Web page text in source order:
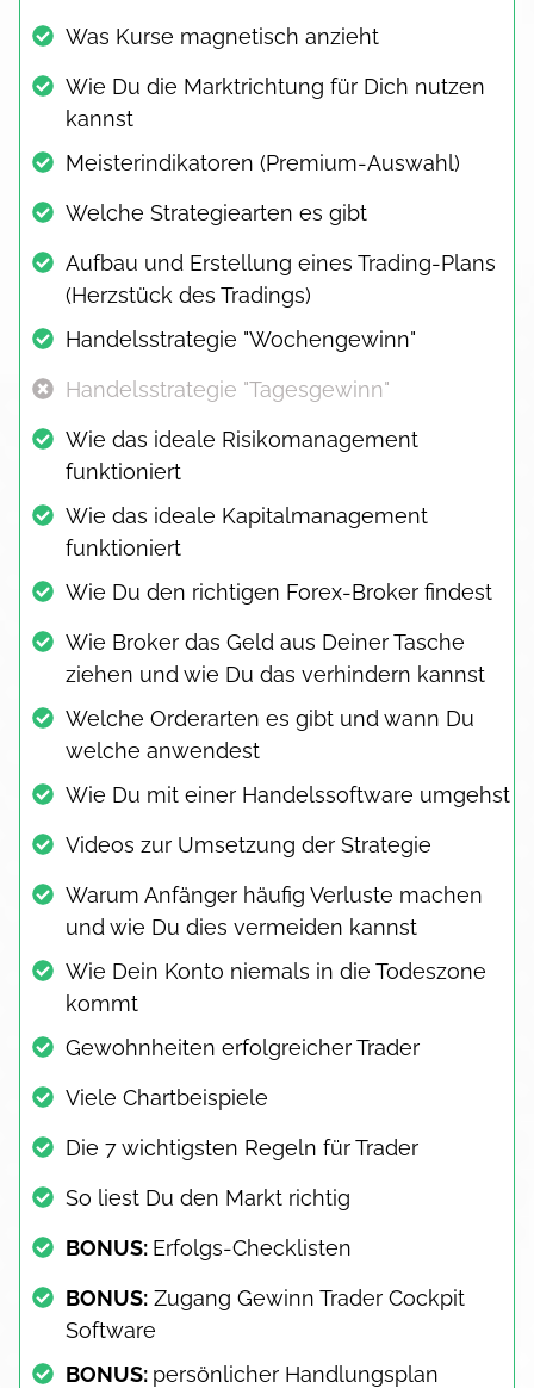
Was Kurse magnetisch anzieht
Wie Du die Marktrichtung für Dich nutzen
kannst
Meisterindikatoren (Premium-Auswahl)
Welche Strategiearten es gibt
Aufbau und Erstellung eines Trading-Plans
(Herzstück des Tradings)
Handelsstrategie "Wochengewinn"
Handelsstrategie "Tagesgewinn"
Wie das ideale Risikomanagement
funktioniert
Wie das ideale Kapitalmanagement
funktioniert
Wie Du den richtigen Forex-Broker findest
Wie Broker das Geld aus Deiner Tasche
ziehen und wie Du das verhindern kannst
Welche Orderarten es gibt und wann Du
welche anwendest
Wie Du mit einer Handelssoftware umgehst
Videos zur Umsetzung der Strategie
Warum Anfänger häufig Verluste machen
und wie Du dies vermeiden kannst
Wie Dein Konto niemals in die Todeszone
kommt
Gewohnheiten erfolgreicher Trader
Viele Chartbeispiele
Die 7 wichtigsten Regeln für Trader
So liest Du den Markt richtig
BONUS: Erfolgs-Checklisten
BONUS: Zugang Gewinn Trader Cockpit
Software
BONUS: persönlicher Handlungsplan